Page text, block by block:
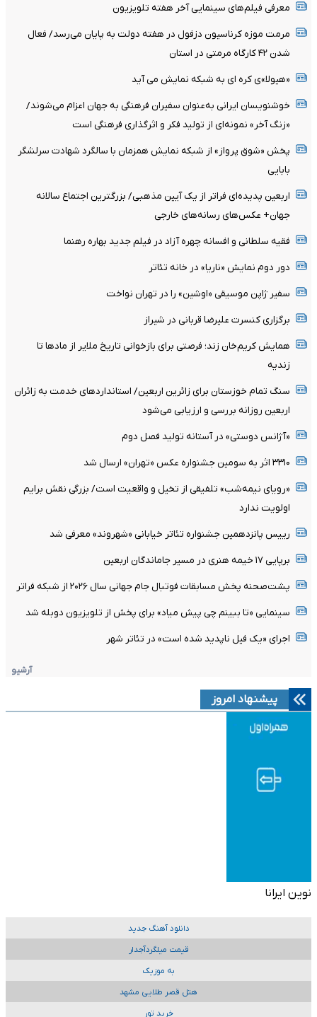
معرفی فیلم‌های سینمایی آخر هفته تلویزیون
مرمت موزه کرناسیون دزفول در هفته دولت به پایان می‌رسد/ فعال
شدن ۴۲ کارگاه مرمتی در استان
«هیولا»ی کره ای به شبکه نمایش می آید
خوشنویسان ایرانی به‌عنوان سفیران فرهنگی به جهان اعزام می‌شوند/
«زنگ آخر» نمونه‌ای از تولید فکر و اثرگذاری فرهنگی است
پخش «شوق پرواز» از شبکه نمایش همزمان با سالگرد شهادت سرلشگر
بابایی
اربعین پدیده‌ای فراتر از یک آیین مذهبی/ بزرگترین اجتماع سالانه
جهان+ عکس‌های رسانه‌های خارجی
فقیه سلطانی و افسانه چهره آزاد در فیلم جدید بهاره رهنما
دور دوم نمایش «ناریا» در خانه تئاتر
سفیر ژاپن موسیقی «اوشین» را در تهران نواخت
برگزاری کنسرت علیرضا قربانی در شیراز
همایش کریم‌خان زند؛ فرصتی برای بازخوانی تاریخ ملایر از مادها تا
زندیه
سنگ تمام خوزستان برای زائرین اربعین/ استانداردهای خدمت به زائران
اربعین روزانه بررسی و ارزیابی می‌شود
«آژانس دوستی» در آستانه تولید فصل دوم
۳۳۱۰ اثر به سومین جشنواره عکس «تهران» ارسال شد
«رویای نیمه‌شب» تلفیقی از تخیل و واقعیت است/ بزرگی نقش برایم
اولویت ندارد
رییس پانزدهمین جشنواره تئاتر خیابانی «شهروند» معرفی شد
برپایی ۱۷ خیمه هنری در مسیر جاماندگان اربعین
پشت‌صحنه پخش مسابقات فوتبال جام جهانی سال ۲۰۲۶ از شبکه فراتر
سینمایی «تا ببینم چی پیش میاد» برای پخش از تلویزیون دوبله شد
اجرای «یک فیل ناپدید شده است» در تئاتر شهر
آرشیو
پیشنهاد امروز
نوین ایرانا
دانلود آهنگ جدید
قیمت میلگردآجدار
به موزیک
هتل قصر طلایی مشهد
خرید تور